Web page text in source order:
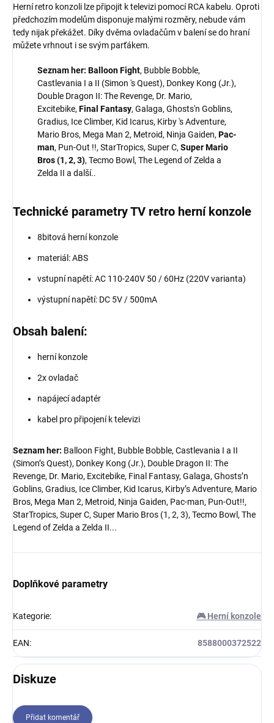
Herní retro konzoli lze připojit k televizi pomocí RCA kabelu. Oproti
předchozím modelům disponuje malými rozměry, nebude vám
tedy nijak překážet. Díky dvěma ovladačům v balení se do hraní
můžete vrhnout i se svým parťákem.
Seznam her: Balloon Fight, Bubble Bobble,
Castlevania I a II (Simon 's Quest), Donkey Kong (Jr.),
Double Dragon II: The Revenge, Dr. Mario,
Excitebike, Final Fantasy, Galaga, Ghosts'n Goblins,
Gradius, Ice Climber, Kid Icarus, Kirby 's Adventure,
Mario Bros, Mega Man 2, Metroid, Ninja Gaiden, Pac-
man, Pun-Out !!, StarTropics, Super C, Super Mario
Bros (1, 2, 3), Tecmo Bowl, The Legend of Zelda a
Zelda II a další..
Technické parametry TV retro herní konzole
8bitová herní konzole
materiál: ABS
vstupní napětí: AC 110-240V 50 / 60Hz (220V varianta)
výstupní napětí: DC 5V / 500mA
Obsah balení:
herní konzole
2x ovladač
napájecí adaptér
kabel pro připojení k televizi
Seznam her: Balloon Fight, Bubble Bobble, Castlevania I a II
(Simon’s Quest), Donkey Kong (Jr.), Double Dragon II: The
Revenge, Dr. Mario, Excitebike, Final Fantasy, Galaga, Ghosts’n
Goblins, Gradius, Ice Climber, Kid Icarus, Kirby’s Adventure, Mario
Bros, Mega Man 2, Metroid, Ninja Gaiden, Pac-man, Pun-Out!!,
StarTropics, Super C, Super Mario Bros (1, 2, 3), Tecmo Bowl, The
Legend of Zelda a Zelda II...
Doplňkové parametry
Kategorie: 🎮 Herní konzole
EAN: 8588000372522
Diskuze
Přidat komentář